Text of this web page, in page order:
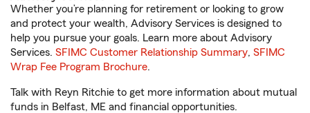
Whether you’re planning for retirement or looking to grow
and protect your wealth, Advisory Services is designed to
help you pursue your goals. Learn more about Advisory
Services. SFIMC Customer Relationship Summary, SFIMC
Wrap Fee Program Brochure.
Talk with Reyn Ritchie to get more information about mutual
funds in Belfast, ME and financial opportunities.